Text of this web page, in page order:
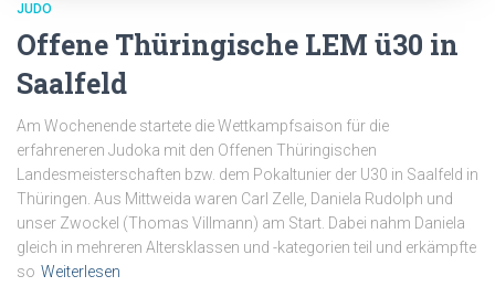
JUDO
Offene Thüringische LEM ü30 in
Saalfeld
Am Wochenende startete die Wettkampfsaison für die
erfahreneren Judoka mit den Offenen Thüringischen
Landesmeisterschaften bzw. dem Pokaltunier der U30 in Saalfeld in
Thüringen. Aus Mittweida waren Carl Zelle, Daniela Rudolph und
unser Zwockel (Thomas Villmann) am Start. Dabei nahm Daniela
gleich in mehreren Altersklassen und -kategorien teil und erkämpfte
so Weiterlesen